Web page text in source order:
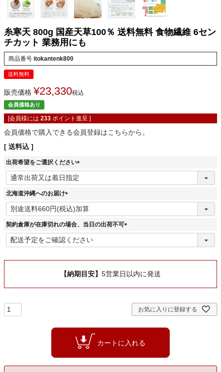
糸寒天 800g 国産天草100％ 送料無料 食物繊維 6セン
チカット 業務用にも
商品番号 itokantenk800
送料無料
販売価格 ¥23,330税込
会員価格あり
[会員様には 233 ポイント進呈 ]
会員価格で購入できる会員登録はこちらから。
送料込
出荷希望をご選択ください
(
必
北海道沖縄へのお届け
(
必
須
契約倉庫が在庫切れの場合、当日の出荷不可
(
)
【納期目安】 5営業日以内に発送
お気に入りに登録する
カートに入れる